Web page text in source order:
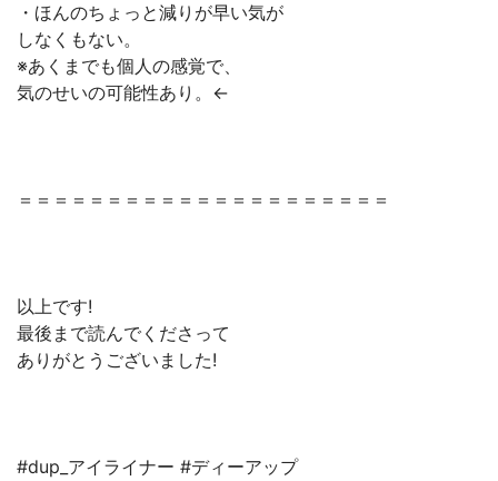
・ほんのちょっと減りが早い気が
しなくもない。
※あくまでも個人の感覚で、
気のせいの可能性あり。←
＝＝＝＝＝＝＝＝＝＝＝＝＝＝＝＝＝＝＝＝＝
以上です!
最後まで読んでくださって
ありがとうございました!
#dup_アイライナー #ディーアップ